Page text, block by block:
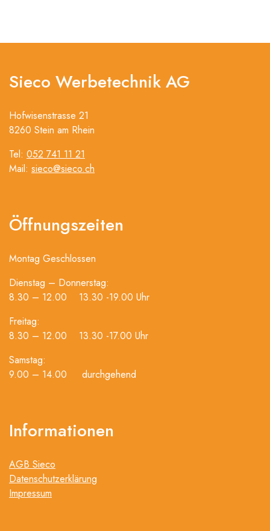
Sieco Werbetechnik AG
Hofwisenstrasse 21
8260 Stein am Rhein
Tel: 052 741 11 21
Mail: sieco@sieco.ch
Öffnungszeiten
Montag Geschlossen
Dienstag – Donnerstag:
8.30 – 12.00 13.30 -19.00 Uhr
Freitag:
8.30 – 12.00 13.30 -17.00 Uhr
Samstag:
9.00 – 14.00 durchgehend
Informationen
AGB Sieco
Datenschutzerklärung
Impressum